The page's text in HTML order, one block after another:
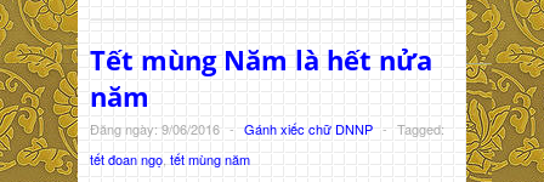
Tết mùng Năm là hết nửa
năm
Đăng ngày: 9/06/2016 - Gánh xiếc chữ DNNP - Tagged:
tết đoan ngọ tết mùng năm